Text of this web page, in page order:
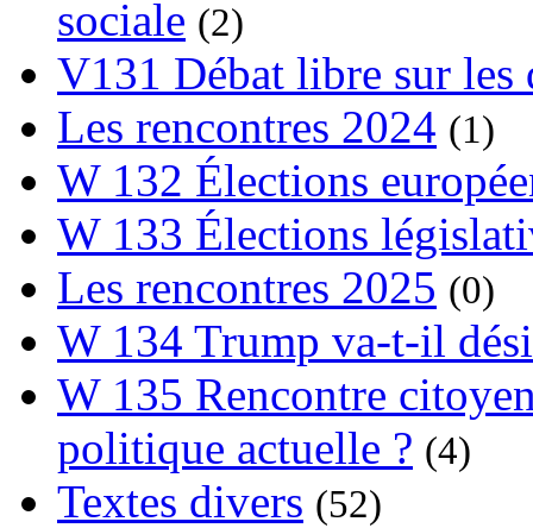
sociale (2)
V131 Débat libre sur les
Les rencontres 2024 (1)
W 132 Élections
W 133 Élections
Les rencontres 2025 (0)
W 134 Trump va-t-il
W 135 Rencontre
politique actuelle ? (4)
Textes divers (52)